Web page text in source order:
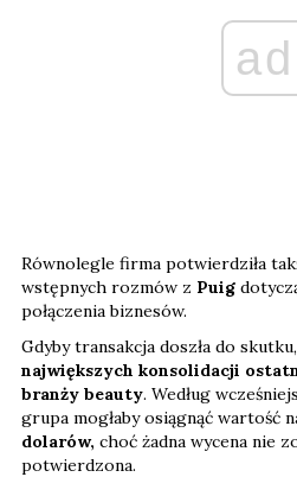
ad
Równolegle firma potwierdziła
wstępnych rozmów z Puig
połączenia biznesów.
Gdyby transakcja doszła do
największych konsolidacji
branży beauty. Według
grupa mogłaby osiągnąć wartość
dolarów, choć żadna wycena nie
potwierdzona.